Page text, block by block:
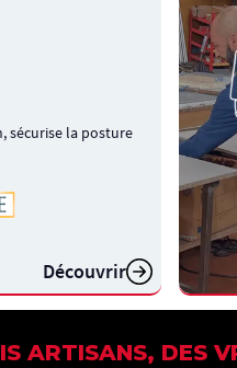
sécurise la posture
Découvrir
ARTISANS, DES